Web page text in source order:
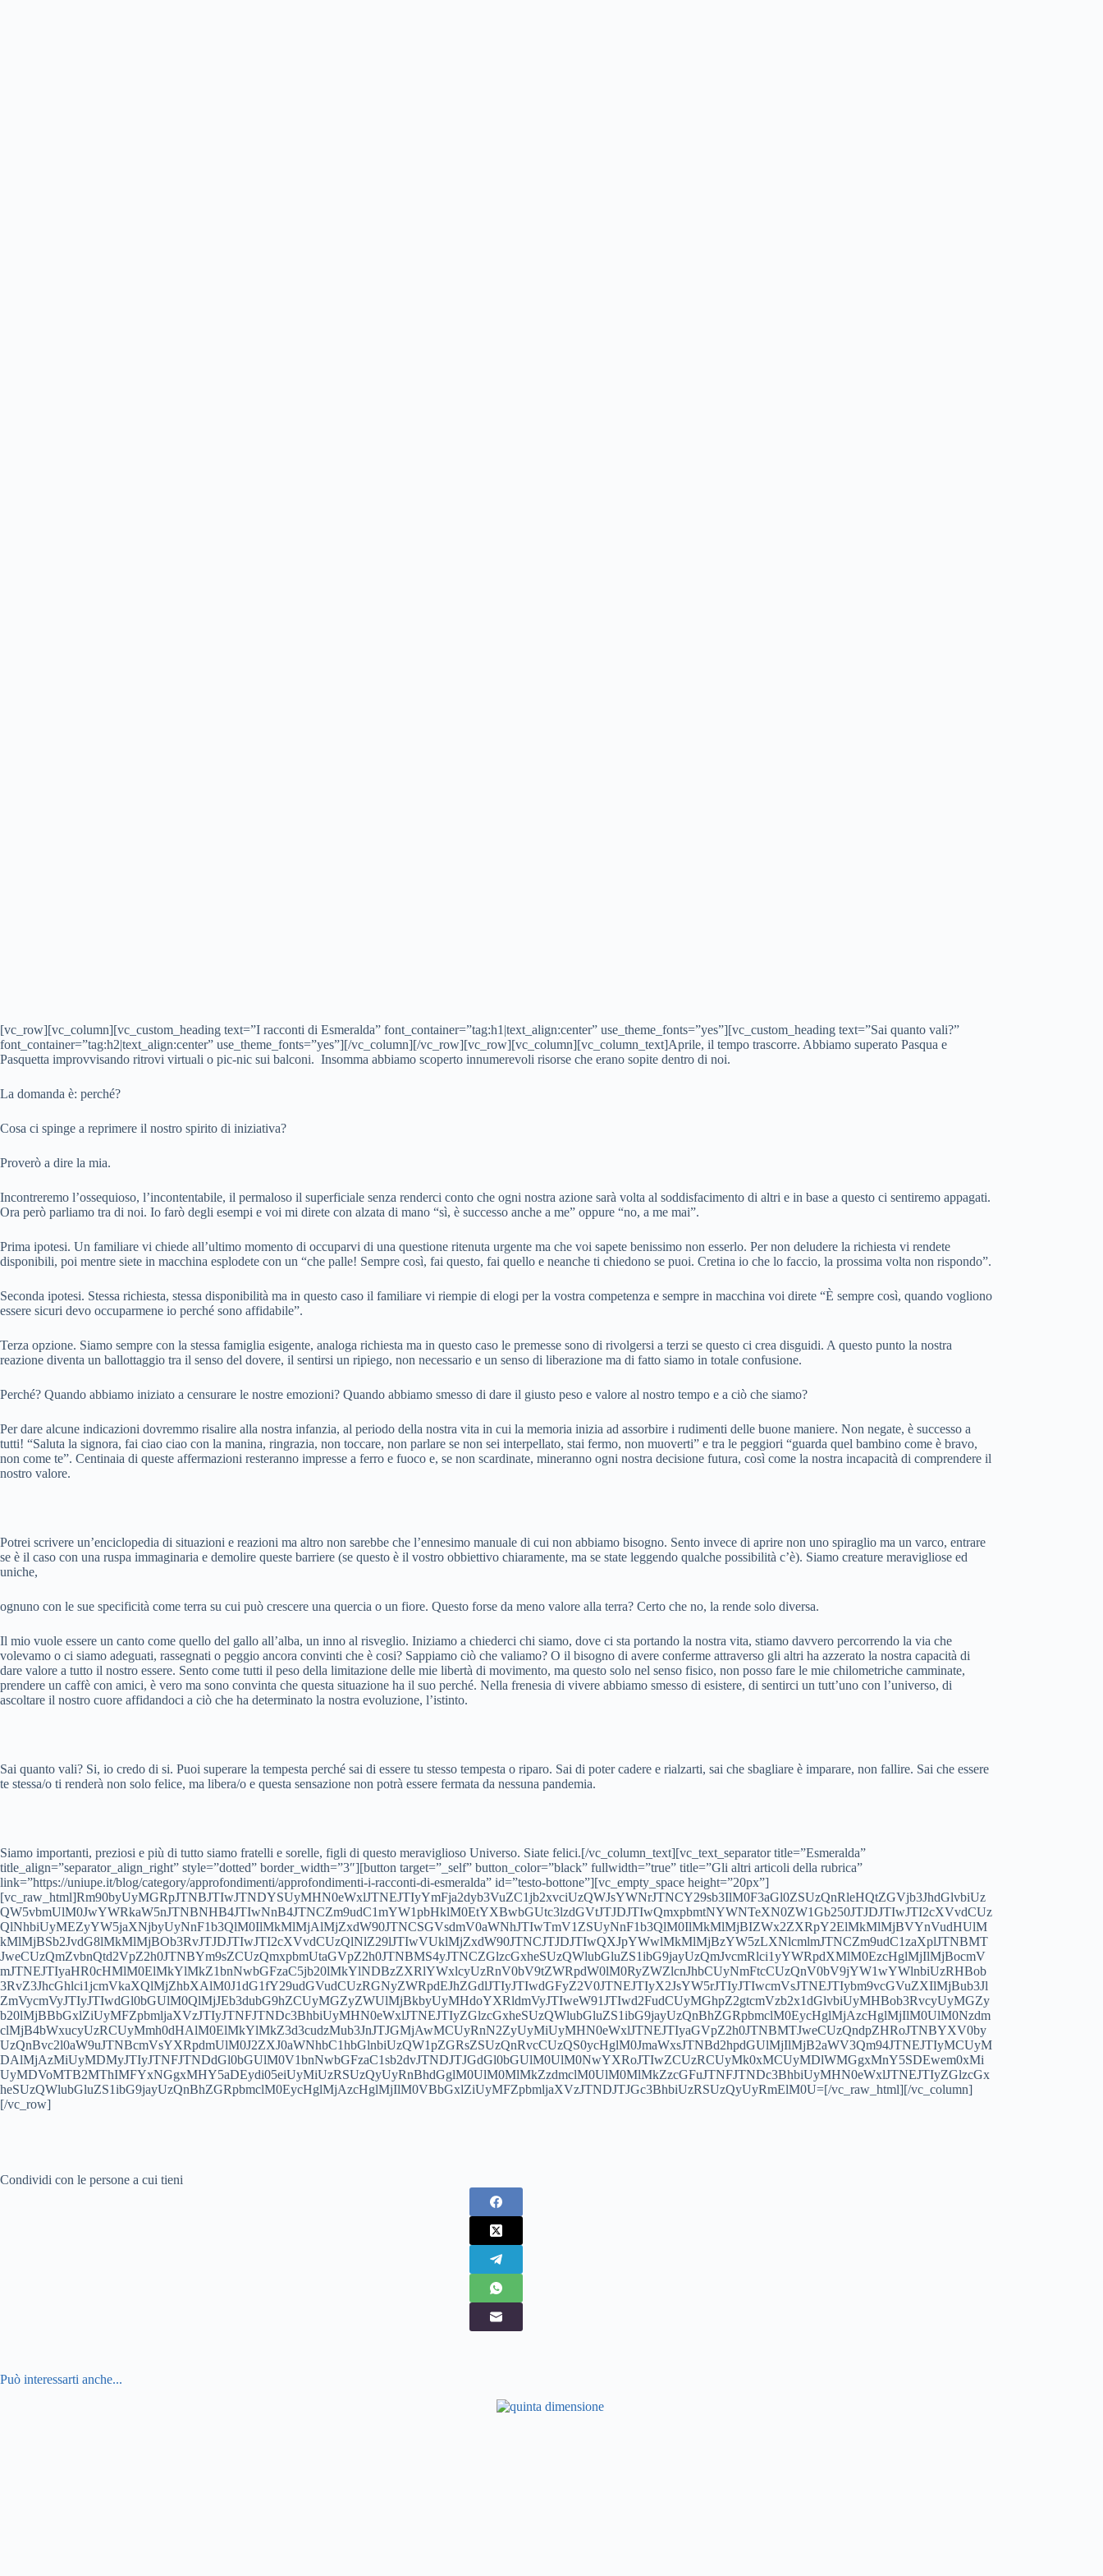
[vc_row][vc_column][vc_custom_heading text=”I racconti di Esmeralda” font_container=”tag:h1|text_align:center” use_theme_fonts=”yes”][vc_custom_heading text=”Sai quanto vali?”
font_container=”tag:h2|text_align:center” use_theme_fonts=”yes”][/vc_column][/vc_row][vc_row][vc_column][vc_column_text]Aprile, il tempo trascorre. Abbiamo superato Pasqua e
Pasquetta improvvisando ritrovi virtuali o pic-nic sui balconi. Insomma abbiamo scoperto innumerevoli risorse che erano sopite dentro di noi.
La domanda è: perché?
Cosa ci spinge a reprimere il nostro spirito di iniziativa?
Proverò a dire la mia.
Incontreremo l’ossequioso, l’incontentabile, il permaloso il superficiale senza renderci conto che ogni nostra azione sarà volta al soddisfacimento di altri e in base a questo ci sentiremo appagati.
Ora però parliamo tra di noi. Io farò degli esempi e voi mi direte con alzata di mano “sì, è successo anche a me” oppure “no, a me mai”.
Prima ipotesi. Un familiare vi chiede all’ultimo momento di occuparvi di una questione ritenuta urgente ma che voi sapete benissimo non esserlo. Per non deludere la richiesta vi rendete
disponibili, poi mentre siete in macchina esplodete con un “che palle! Sempre così, fai questo, fai quello e neanche ti chiedono se puoi. Cretina io che lo faccio, la prossima volta non rispondo”.
Seconda ipotesi. Stessa richiesta, stessa disponibilità ma in questo caso il familiare vi riempie di elogi per la vostra competenza e sempre in macchina voi direte “È sempre così, quando vogliono
essere sicuri devo occuparmene io perché sono affidabile”.
Terza opzione. Siamo sempre con la stessa famiglia esigente, analoga richiesta ma in questo caso le premesse sono di rivolgersi a terzi se questo ci crea disguidi. A questo punto la nostra
reazione diventa un ballottaggio tra il senso del dovere, il sentirsi un ripiego, non necessario e un senso di liberazione ma di fatto siamo in totale confusione.
Perché? Quando abbiamo iniziato a censurare le nostre emozioni? Quando abbiamo smesso di dare il giusto peso e valore al nostro tempo e a ciò che siamo?
Per dare alcune indicazioni dovremmo risalire alla nostra infanzia, al periodo della nostra vita in cui la memoria inizia ad assorbire i rudimenti delle buone maniere. Non negate, è successo a
tutti! “Saluta la signora, fai ciao ciao con la manina, ringrazia, non toccare, non parlare se non sei interpellato, stai fermo, non muoverti” e tra le peggiori “guarda quel bambino come è bravo,
non come te”. Centinaia di queste affermazioni resteranno impresse a ferro e fuoco e, se non scardinate, mineranno ogni nostra decisione futura, così come la nostra incapacità di comprendere il
nostro valore.
Potrei scrivere un’enciclopedia di situazioni e reazioni ma altro non sarebbe che l’ennesimo manuale di cui non abbiamo bisogno. Sento invece di aprire non uno spiraglio ma un varco, entrare
se è il caso con una ruspa immaginaria e demolire queste barriere (se questo è il vostro obbiettivo chiaramente, ma se state leggendo qualche possibilità c’è). Siamo creature meravigliose ed
uniche,
ognuno con le sue specificità come terra su cui può crescere una quercia o un fiore. Questo forse da meno valore alla terra? Certo che no, la rende solo diversa.
Il mio vuole essere un canto come quello del gallo all’alba, un inno al risveglio. Iniziamo a chiederci chi siamo, dove ci sta portando la nostra vita, stiamo davvero percorrendo la via che
volevamo o ci siamo adeguati, rassegnati o peggio ancora convinti che è cosi? Sappiamo ciò che valiamo? O il bisogno di avere conferme attraverso gli altri ha azzerato la nostra capacità di
dare valore a tutto il nostro essere. Sento come tutti il peso della limitazione delle mie libertà di movimento, ma questo solo nel senso fisico, non posso fare le mie chilometriche camminate,
prendere un caffè con amici, è vero ma sono convinta che questa situazione ha il suo perché. Nella frenesia di vivere abbiamo smesso di esistere, di sentirci un tutt’uno con l’universo, di
ascoltare il nostro cuore affidandoci a ciò che ha determinato la nostra evoluzione, l’istinto.
Sai quanto vali? Si, io credo di si. Puoi superare la tempesta perché sai di essere tu stesso tempesta o riparo. Sai di poter cadere e rialzarti, sai che sbagliare è imparare, non fallire. Sai che essere
te stessa/o ti renderà non solo felice, ma libera/o e questa sensazione non potrà essere fermata da nessuna pandemia.
Siamo importanti, preziosi e più di tutto siamo fratelli e sorelle, figli di questo meraviglioso Universo. Siate felici.[/vc_column_text][vc_text_separator title=”Esmeralda”
title_align=”separator_align_right” style=”dotted” border_width=”3″][button target=”_self” button_color=”black” fullwidth=”true” title=”Gli altri articoli della rubrica”
link=”https://uniupe.it/blog/category/approfondimenti/approfondimenti-i-racconti-di-esmeralda” id=”testo-bottone”][vc_empty_space height=”20px”]
[vc_raw_html]Rm90byUyMGRpJTNBJTIwJTNDYSUyMHN0eWxlJTNEJTIyYmFja2dyb3VuZC1jb2xvciUzQWJsYWNrJTNCY29sb3IlM0F3aGl0ZSUzQnRleHQtZGVjb3JhdGlvbiUz
QW5vbmUlM0JwYWRkaW5nJTNBNHB4JTIwNnB4JTNCZm9udC1mYW1pbHklM0EtYXBwbGUtc3lzdGVtJTJDJTIwQmxpbmtNYWNTeXN0ZW1Gb250JTJDJTIwJTI2cXVvdCUz
QlNhbiUyMEZyYW5jaXNjbyUyNnF1b3QlM0IlMkMlMjAlMjZxdW90JTNCSGVsdmV0aWNhJTIwTmV1ZSUyNnF1b3QlM0IlMkMlMjBIZWx2ZXRpY2ElMkMlMjBVYnVudHUlM
kMlMjBSb2JvdG8lMkMlMjBOb3RvJTJDJTIwJTI2cXVvdCUzQlNlZ29lJTIwVUklMjZxdW90JTNCJTJDJTIwQXJpYWwlMkMlMjBzYW5zLXNlcmlmJTNCZm9udC1zaXplJTNBMT
JweCUzQmZvbnQtd2VpZ2h0JTNBYm9sZCUzQmxpbmUtaGVpZ2h0JTNBMS4yJTNCZGlzcGxheSUzQWlubGluZS1ibG9jayUzQmJvcmRlci1yYWRpdXMlM0EzcHglMjIlMjBocmV
mJTNEJTIyaHR0cHMlM0ElMkYlMkZ1bnNwbGFzaC5jb20lMkYlNDBzZXRlYWxlcyUzRnV0bV9tZWRpdW0lM0RyZWZlcnJhbCUyNmFtcCUzQnV0bV9jYW1wYWlnbiUzRHBob
3RvZ3JhcGhlci1jcmVkaXQlMjZhbXAlM0J1dG1fY29udGVudCUzRGNyZWRpdEJhZGdlJTIyJTIwdGFyZ2V0JTNEJTIyX2JsYW5rJTIyJTIwcmVsJTNEJTIybm9vcGVuZXIlMjBub3Jl
ZmVycmVyJTIyJTIwdGl0bGUlM0QlMjJEb3dubG9hZCUyMGZyZWUlMjBkbyUyMHdoYXRldmVyJTIweW91JTIwd2FudCUyMGhpZ2gtcmVzb2x1dGlvbiUyMHBob3RvcyUyMGZy
b20lMjBBbGxlZiUyMFZpbmljaXVzJTIyJTNFJTNDc3BhbiUyMHN0eWxlJTNEJTIyZGlzcGxheSUzQWlubGluZS1ibG9jayUzQnBhZGRpbmclM0EycHglMjAzcHglMjIlM0UlM0Nzdm
clMjB4bWxucyUzRCUyMmh0dHAlM0ElMkYlMkZ3d3cudzMub3JnJTJGMjAwMCUyRnN2ZyUyMiUyMHN0eWxlJTNEJTIyaGVpZ2h0JTNBMTJweCUzQndpZHRoJTNBYXV0by
UzQnBvc2l0aW9uJTNBcmVsYXRpdmUlM0J2ZXJ0aWNhbC1hbGlnbiUzQW1pZGRsZSUzQnRvcCUzQS0ycHglM0JmaWxsJTNBd2hpdGUlMjIlMjB2aWV3Qm94JTNEJTIyMCUyM
DAlMjAzMiUyMDMyJTIyJTNFJTNDdGl0bGUlM0V1bnNwbGFzaC1sb2dvJTNDJTJGdGl0bGUlM0UlM0NwYXRoJTIwZCUzRCUyMk0xMCUyMDlWMGgxMnY5SDEwem0xMi
UyMDVoMTB2MThIMFYxNGgxMHY5aDEydi05eiUyMiUzRSUzQyUyRnBhdGglM0UlM0MlMkZzdmclM0UlM0MlMkZzcGFuJTNFJTNDc3BhbiUyMHN0eWxlJTNEJTIyZGlzcGx
heSUzQWlubGluZS1ibG9jayUzQnBhZGRpbmclM0EycHglMjAzcHglMjIlM0VBbGxlZiUyMFZpbmljaXVzJTNDJTJGc3BhbiUzRSUzQyUyRmElM0U=[/vc_raw_html][/vc_column]
[/vc_row]
Condividi con le persone a cui tieni
Può interessarti anche...